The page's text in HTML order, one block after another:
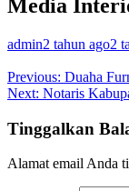
Media
admin2 tahun ago2
Navigasi
pos
Previous: Duaha
Next: Notaris
Tinggalkan
Alamat email Anda